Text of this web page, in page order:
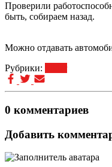
Проверили
быть, собираем назад.
Можно отдавать
Рубрики:
0 комментариев
Добавить